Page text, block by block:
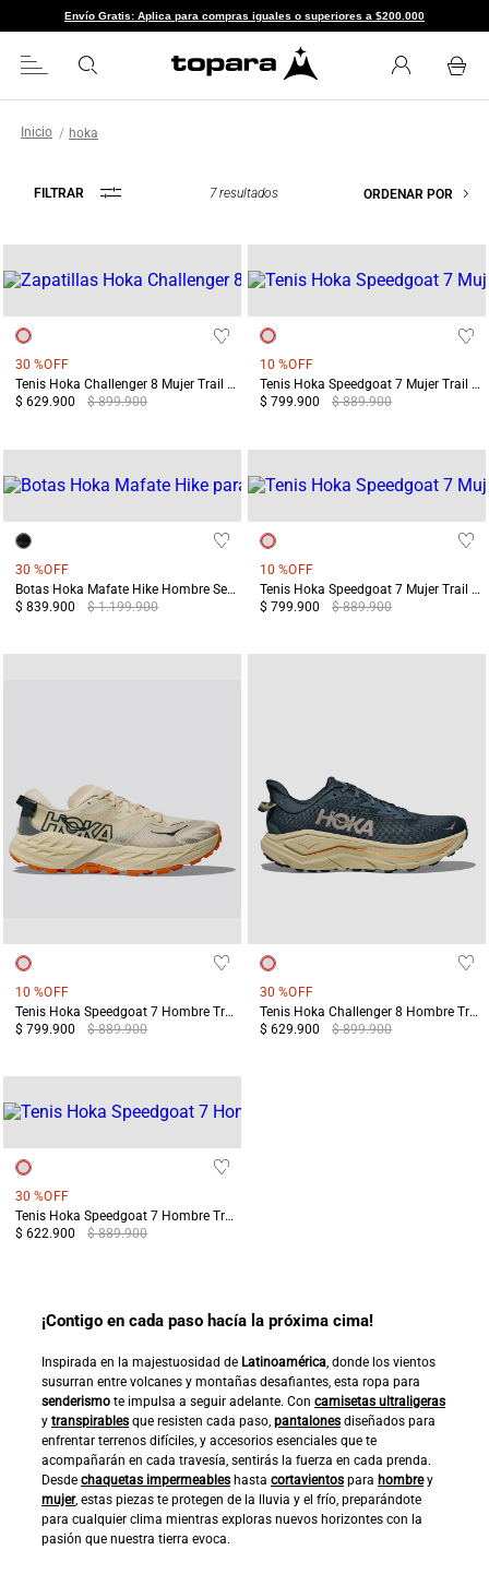
Envío Gratis: Aplica para compras iguales o superiores a $200.000
hoka
FILTRAR 7resultados ORDENAR POR
30 %OFF
Tenis Hoka Challenger 8 Mujer Trail Running Azul/Blanco
$ 629.900
$ 899.900
10 %OFF
Tenis Hoka Speedgoat 7 Mujer Trail Running Morado/Azul
$ 799.900
$ 889.900
30 %OFF
Botas Hoka Mafate Hike Hombre Senderismo Negras
$ 839.900
$ 1.199.900
10 %OFF
Tenis Hoka Speedgoat 7 Mujer Trail Running Amarillo/ Terreo
$ 799.900
$ 889.900
10 %OFF
Tenis Hoka Speedgoat 7 Hombre Trail Running Amarillo/ Terreo
$ 799.900
$ 889.900
30 %OFF
Tenis Hoka Challenger 8 Hombre Trail Running Azul/Gris
$ 629.900
$ 899.900
30 %OFF
Tenis Hoka Speedgoat 7 Hombre Trail Running Verde/Azul
$ 622.900
$ 889.900
¡Contigo en cada paso hacía la próxima cima!
Inspirada en la majestuosidad de Latinoamérica, donde los vientos
susurran entre volcanes y montañas desafiantes, esta ropa para
senderismo te impulsa a seguir adelante. Con camisetas ultraligeras
y transpirables que resisten cada paso, pantalones diseñados para
enfrentar terrenos difíciles, y accesorios esenciales que te
acompañarán en cada travesía, sentirás la fuerza en cada prenda.
Desde chaquetas impermeables hasta cortavientos para hombrey
mujer, estas piezas te protegen de la lluvia y el frío, preparándote
para cualquier clima mientras exploras nuevos horizontes con la
pasión que nuestra tierra evoca.